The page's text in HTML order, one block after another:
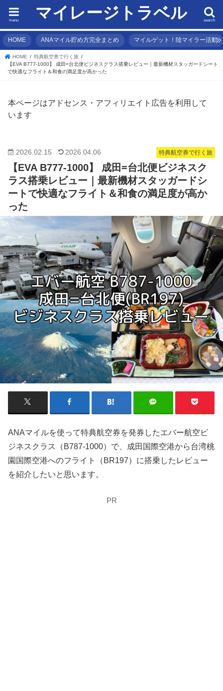
マイレージトラベル search
menu
HOME ANAマイル貯め方完全まとめ マイルゲット！陸マイラー活動
HOME
特典航空券で行く旅
【EVA B777-1000】 成田=台北便ビジネスクラス搭乗レビュー｜最新機材スタッガードシート
で快適なフライト＆和食の満足度が高かった
本ページはアドセンス・アフィリエイト広告を利用して
います
特典航空券で行く旅
2026.02.15 2026.04.06
【EVA B777-1000】 成田=台北便ビジネスク
ラス搭乗レビュー｜最新機材スタッガードシ
ートで快適なフライト＆和食の満足度が高か
った
ANAマイルを使って特典航空券を発券したエバー航空ビ
ジネスクラス（B787-1000）で、成田国際空港から台湾桃
園国際空港へのフライト（BR197）に搭乗したレビュー
を紹介したいと思います。
PR